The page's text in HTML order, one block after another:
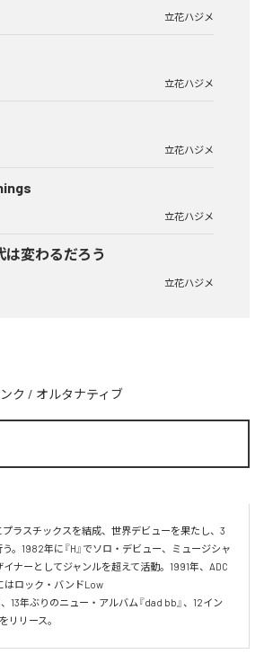
立花ハジメ
立花ハジメ
立花ハジメ
立花ハジメ
は変わるだろう
立花ハジメ
ク / オルタナティブ
プラスチックスを結成、世界デビューを果たし、3
。1982年に『H』でソロ・デビュー、ミュージシャ
ナーとしてジャンルを超えて活動。1991年、ADC
はロック・バンドLow
13年ぶりのニュー・アルバム『dad bb』、12イン
リリース。